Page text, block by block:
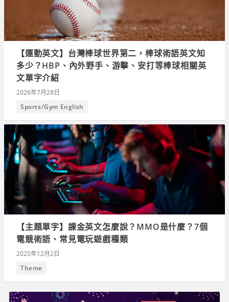
【運動英文】台灣棒球世界第二，棒球術語英文知
多少？HBP、內外野手、游擊、安打等棒球相關英
文單字介紹
2026年7月28日
Sports/Gym English
【主題單字】課金英文怎麼說？MMO是什麼？7個
電競術語、常見電玩遊戲種類
2025年12月2日
Theme